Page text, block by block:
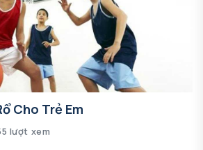
Cho Trẻ Em
lượt xem